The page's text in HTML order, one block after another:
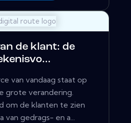
de klant: de
van vandaag staat op
grote verandering.
om de klanten te zien
van gedrags- en a...